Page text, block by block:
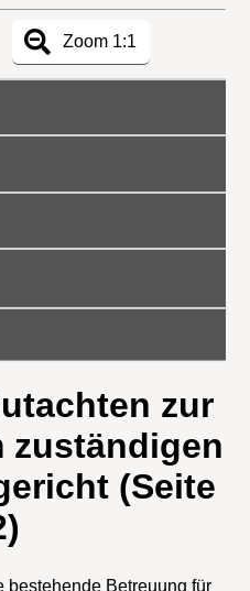
Zoom 1:1
zur
zuständigen
(Seite
bestehende Betreuung für